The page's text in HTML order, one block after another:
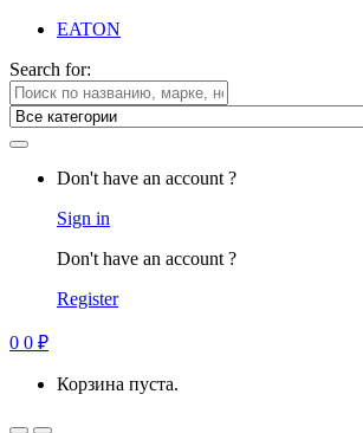
EATON
Search for:
Don't have an account ?
Sign in
Don't have an account ?
Register
0 0 ₽
Корзина пуста.